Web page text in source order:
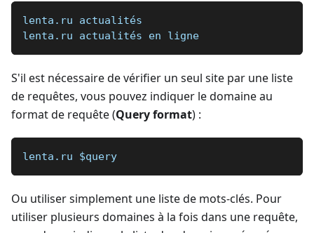
lenta.ru actualités
lenta.ru actualités en ligne
S'il est nécessaire de vérifier un seul site par une liste
de requêtes, vous pouvez indiquer le domaine au
format de requête (Query format) :
lenta.ru $query
Ou utiliser simplement une liste de mots-clés. Pour
utiliser plusieurs domaines à la fois dans une requête,